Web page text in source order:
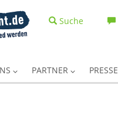
Suche
PARTNER PRESSE